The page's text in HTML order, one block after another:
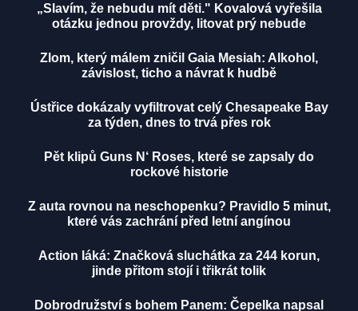
„Slavím, že nebudu mít děti." Kovalová vyřešila
otázku jednou provždy, litovat prý nebude
Zlom, který málem zničil Gaia Mesiah: Alkohol,
závislost, ticho a návrat k hudbě
Ústřice dokázaly vyfiltrovat celý Chesapeake Bay
za týden, dnes to trvá přes rok
Pět klipů Guns N‘ Roses, které se zapsaly do
rockové historie
Z auta rovnou na neschopenku? Pravidlo 5 minut,
které vás zachrání před letní angínou
Action láká: Značková sluchátka za 244 korun,
jinde přitom stojí i třikrát tolik
Dobrodružství s bohem Panem: Čepelka napsal